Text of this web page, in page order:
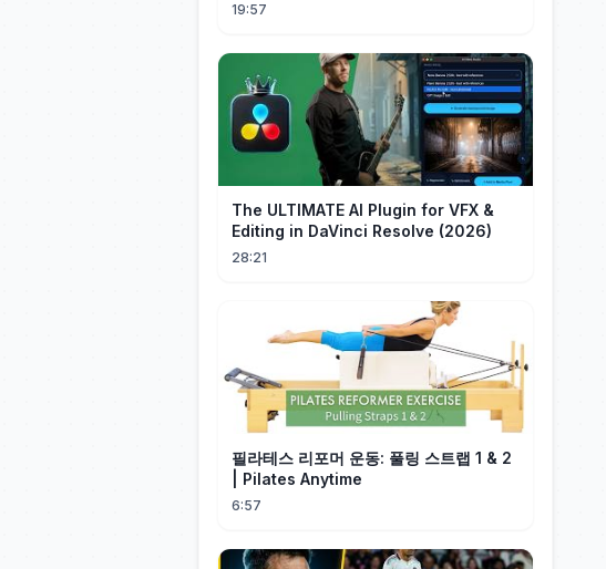
19:57
The ULTIMATE AI Plugin for VFX &
Editing in DaVinci Resolve (2026)
28:21
필라테스 리포머 운동: 풀링 스트랩 1 & 2
| Pilates Anytime
6:57